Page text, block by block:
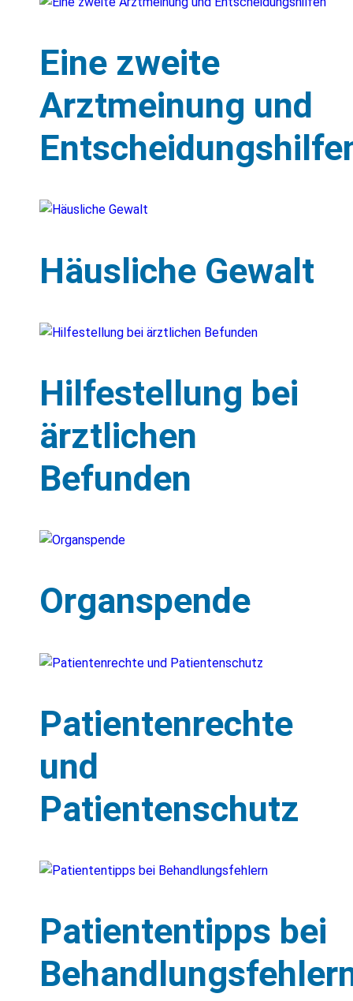
Eine zweite
Arztmeinung und
Häusliche Gewalt
Hilfestellung bei
ärztlichen
Befunden
Organspende
Patientenrechte
und
Patientenschutz
Patiententipps bei